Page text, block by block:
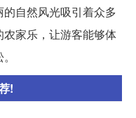
自然风光吸引着众多
家乐，让游客能够体
!